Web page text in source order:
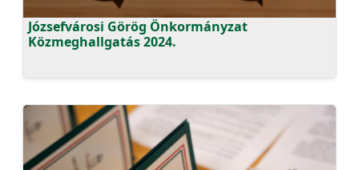
Józsefvárosi Görög Önkormányzat
Közmeghallgatás 2024.